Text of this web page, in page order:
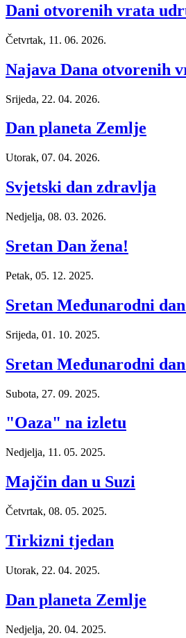
Dani otvorenih vrata
Četvrtak, 11. 06. 2026.
Najava Dana otvorenih
Srijeda, 22. 04. 2026.
Dan planeta Zemlje
Utorak, 07. 04. 2026.
Svjetski dan zdravlja
Nedjelja, 08. 03. 2026.
Sretan Dan žena!
Petak, 05. 12. 2025.
Sretan Međunarodni
Srijeda, 01. 10. 2025.
Sretan Međunarodni
Subota, 27. 09. 2025.
"Oaza" na izletu
Nedjelja, 11. 05. 2025.
Majčin dan u Suzi
Četvrtak, 08. 05. 2025.
Tirkizni tjedan
Utorak, 22. 04. 2025.
Dan planeta Zemlje
Nedjelja, 20. 04. 2025.